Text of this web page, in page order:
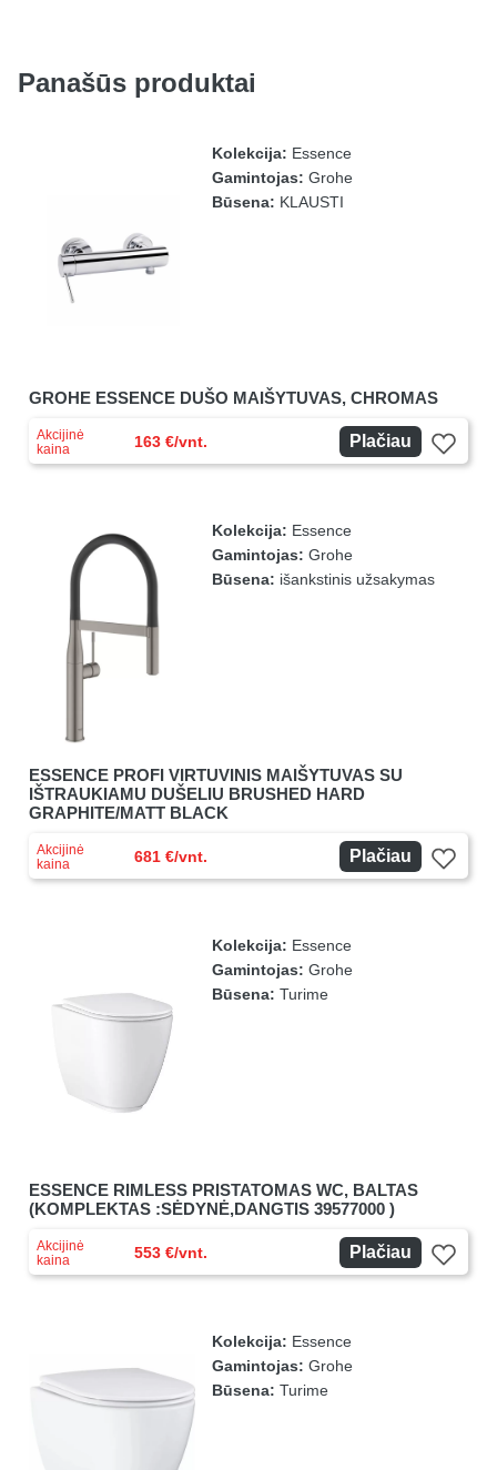
Panašūs produktai
Kolekcija: Essence
Gamintojas: Grohe
Būsena: KLAUSTI
GROHE ESSENCE DUŠO MAIŠYTUVAS, CHROMAS
Akcijinė
kaina
163 €/vnt. Plačiau
Kolekcija: Essence
Gamintojas: Grohe
Būsena: išankstinis užsakymas
ESSENCE PROFI VIRTUVINIS MAIŠYTUVAS SU
IŠTRAUKIAMU DUŠELIU BRUSHED HARD
GRAPHITE/MATT BLACK
Akcijinė
kaina
681 €/vnt. Plačiau
Kolekcija: Essence
Gamintojas: Grohe
Būsena: Turime
ESSENCE RIMLESS PRISTATOMAS WC, BALTAS
(KOMPLEKTAS :SĖDYNĖ,DANGTIS 39577000 )
Akcijinė
kaina
553 €/vnt. Plačiau
Kolekcija: Essence
Gamintojas: Grohe
Būsena: Turime